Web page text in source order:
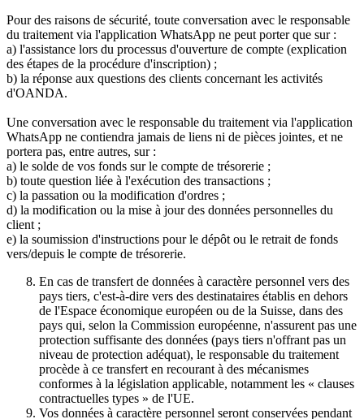
Pour des raisons de sécurité, toute conversation avec le responsable
du traitement via l'application WhatsApp ne peut porter que sur :
a) l'assistance lors du processus d'ouverture de compte (explication
des étapes de la procédure d'inscription) ;
b) la réponse aux questions des clients concernant les activités
d'OANDA.
Une conversation avec le responsable du traitement via l'application
WhatsApp ne contiendra jamais de liens ni de pièces jointes, et ne
portera pas, entre autres, sur :
a) le solde de vos fonds sur le compte de trésorerie ;
b) toute question liée à l'exécution des transactions ;
c) la passation ou la modification d'ordres ;
d) la modification ou la mise à jour des données personnelles du
client ;
e) la soumission d'instructions pour le dépôt ou le retrait de fonds
vers/depuis le compte de trésorerie.
En cas de transfert de données à caractère personnel vers des
pays tiers, c'est-à-dire vers des destinataires établis en dehors
de l'Espace économique européen ou de la Suisse, dans des
pays qui, selon la Commission européenne, n'assurent pas une
protection suffisante des données (pays tiers n'offrant pas un
niveau de protection adéquat), le responsable du traitement
procède à ce transfert en recourant à des mécanismes
conformes à la législation applicable, notamment les « clauses
contractuelles types » de l'UE.
Vos données à caractère personnel seront conservées pendant